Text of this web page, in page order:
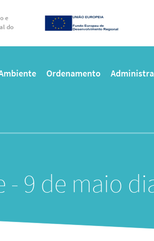
e
do
Ordenamento
- 9 de maio